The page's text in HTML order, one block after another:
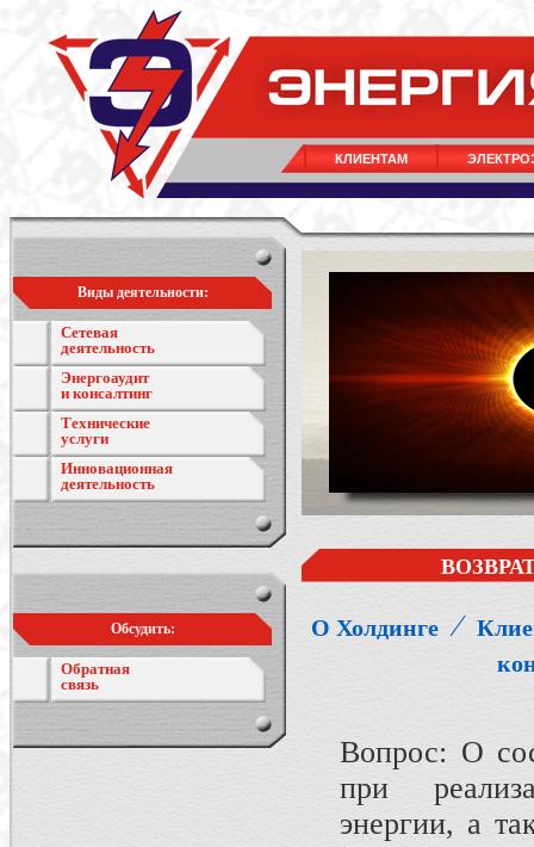
КЛИЕНТАМ
Виды деятельности:
Сетевая
деятельность
Энергоаудит
и консалтинг
Технические
услуги
Инновационная
деятельность
Обсудить:
Обратная
связь
О Холдинге ⁄
Вопрос: О
при
энергии, а